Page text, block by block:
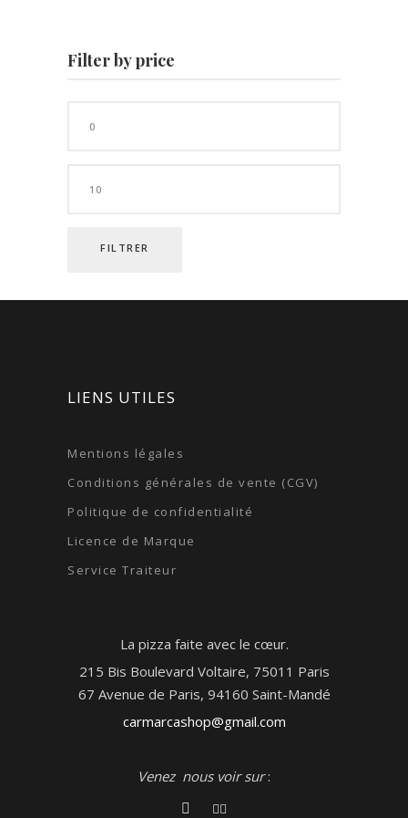
Filter by price
max
FILTRER
LIENS UTILES
Mentions légales
Conditions générales de vente (CGV)
Politique de confidentialité
Licence de Marque
Service Traiteur
La pizza faite avec le cœur.
215 Bis Boulevard Voltaire, 75011 Paris
67 Avenue de Paris, 94160 Saint-Mandé
carmarcashop@gmail.com
Venez nous voir sur: